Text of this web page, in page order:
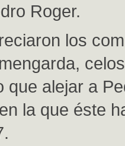
Roger.
los
que alejar a
la que éste